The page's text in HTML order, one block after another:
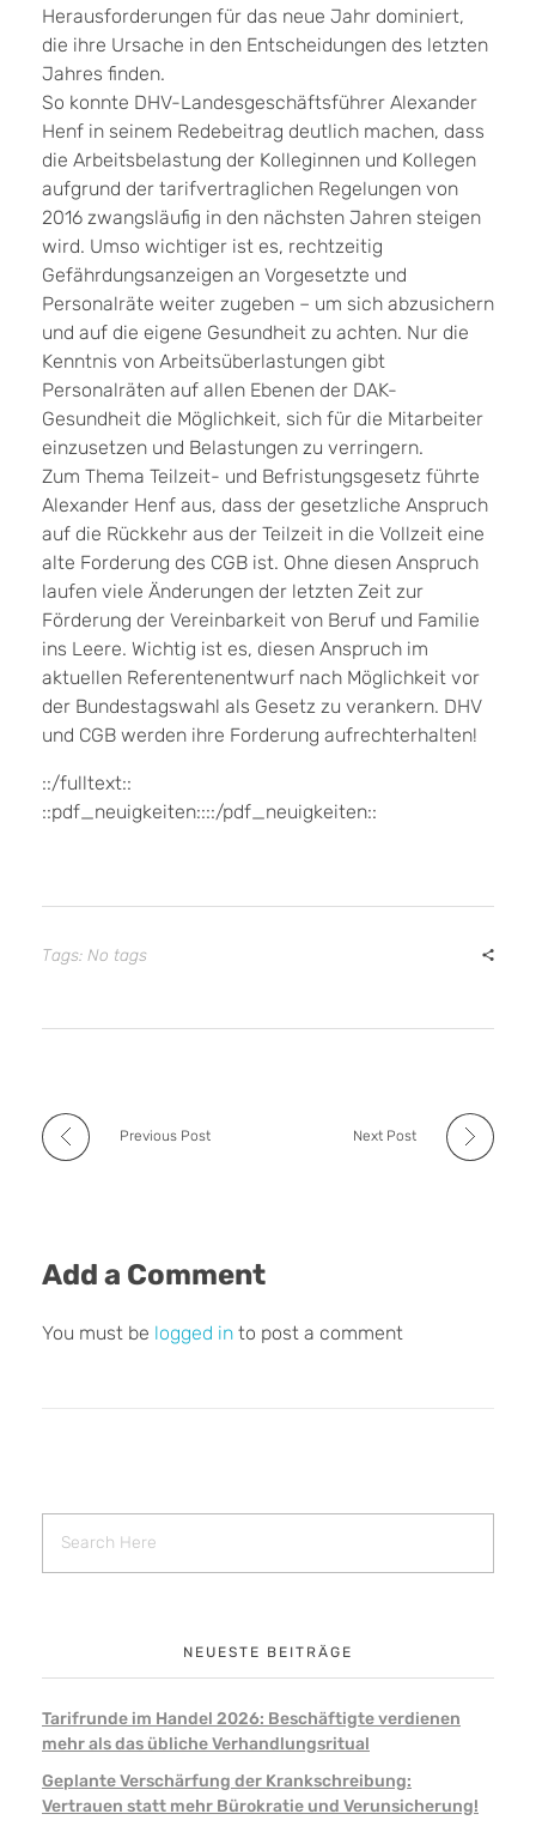
Herausforderungen für das neue Jahr dominiert,
die ihre Ursache in den Entscheidungen des letzten
Jahres finden.
So konnte DHV-Landesgeschäftsführer Alexander
Henf in seinem Redebeitrag deutlich machen, dass
die Arbeitsbelastung der Kolleginnen und Kollegen
aufgrund der tarifvertraglichen Regelungen von
2016 zwangsläufig in den nächsten Jahren steigen
wird. Umso wichtiger ist es, rechtzeitig
Gefährdungsanzeigen an Vorgesetzte und
Personalräte weiter zugeben – um sich abzusichern
und auf die eigene Gesundheit zu achten. Nur die
Kenntnis von Arbeitsüberlastungen gibt
Personalräten auf allen Ebenen der DAK-
Gesundheit die Möglichkeit, sich für die Mitarbeiter
einzusetzen und Belastungen zu verringern.
Zum Thema Teilzeit- und Befristungsgesetz führte
Alexander Henf aus, dass der gesetzliche Anspruch
auf die Rückkehr aus der Teilzeit in die Vollzeit eine
alte Forderung des CGB ist. Ohne diesen Anspruch
laufen viele Änderungen der letzten Zeit zur
Förderung der Vereinbarkeit von Beruf und Familie
ins Leere. Wichtig ist es, diesen Anspruch im
aktuellen Referentenentwurf nach Möglichkeit vor
der Bundestagswahl als Gesetz zu verankern. DHV
und CGB werden ihre Forderung aufrechterhalten!
::/fulltext::
::pdf_neuigkeiten::::/pdf_neuigkeiten::
Tags: No tags
Previous Post Next Post
Add a Comment
You must be logged in to post a comment
NEUESTE BEITRÄGE
Tarifrunde im Handel 2026: Beschäftigte verdienen
mehr als das übliche Verhandlungsritual
Geplante Verschärfung der Krankschreibung:
Vertrauen statt mehr Bürokratie und Verunsicherung!